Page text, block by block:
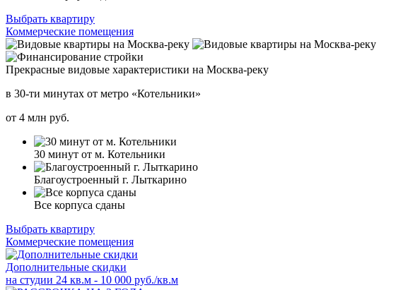
Выбрать квартиру
Коммерческие помещения
Прекрасные видовые характеристики на Москва-реку
в 30-ти минутах от метро «Котельники»
от 4 млн руб.
30 минут от м. Котельники
Благоустроенный г. Лыткарино
Все корпуса сданы
Выбрать квартиру
Коммерческие помещения
Дополнительные скидки
на студии 24 кв.м - 10 000 руб./кв.м